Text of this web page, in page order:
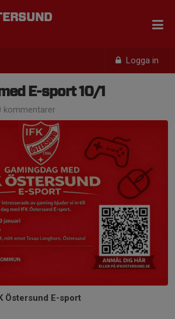
Logga in
E-sport 10/1
kommentarer
Östersund E-sport